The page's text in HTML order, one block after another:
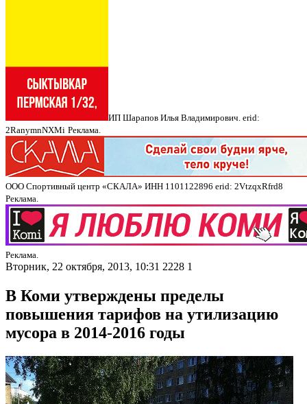
ИП Шарапов Илья Владимирович. erid:
2RanymnNXMi Реклама.
ООО Спортивный центр «СКАЛА» ИНН 1101122896 erid: 2VtzqxRfrd8
Реклама.
Реклама.
Вторник, 22 октября, 2013, 10:31 2228 1
В Коми утверждены пределы
повышения тарифов на утилизацию
мусора в 2014-2016 годы